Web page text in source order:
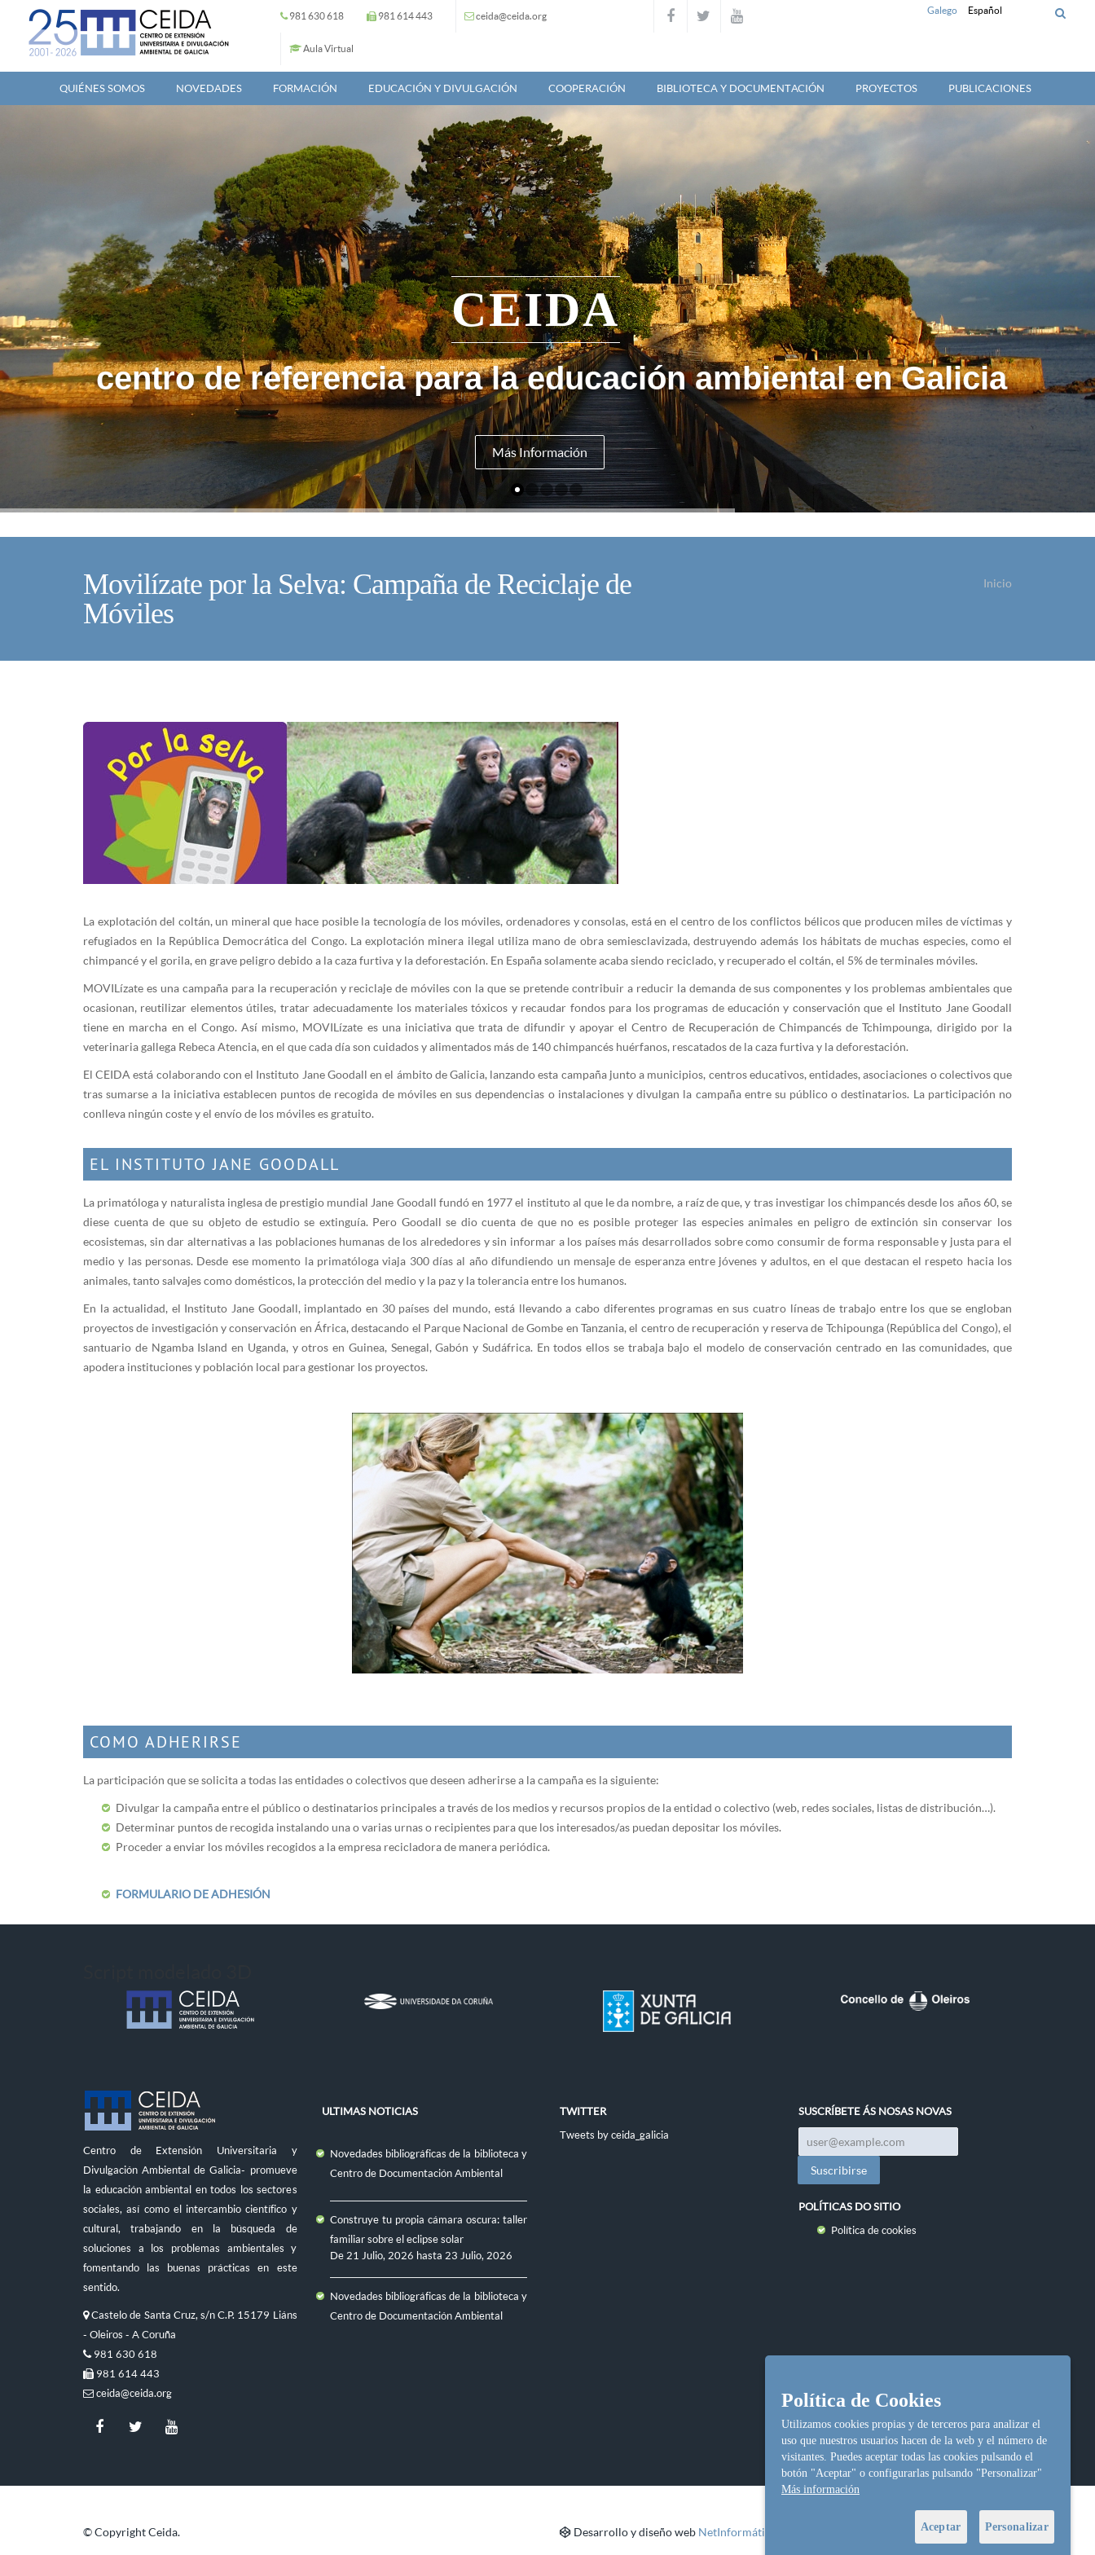
Pasar al contenido principal 981 630 618 981 614 443 ceida@ceida.org
Aula Virtual
Galego Español
QUIÉNES SOMOS NOVEDADES FORMACIÓN EDUCACIÓN Y DIVULGACIÓN COOPERACIÓN BIBLIOTECA Y DOCUMENTACIÓN PROYECTOS PUBLICACIONES
CEIDA
Más Información
centro de referencia para la educación ambiental en Galicia
Movilízate por la Selva: Campaña de Reciclaje de
Móviles
Inicio
La explotación del coltán, un mineral que hace posible la tecnología de los móviles, ordenadores y consolas, está en el centro de los conflictos bélicos que producen miles de víctimas y
refugiados en la República Democrática del Congo. La explotación minera ilegal utiliza mano de obra semiesclavizada, destruyendo además los hábitats de muchas especies, como el
chimpancé y el gorila, en grave peligro debido a la caza furtiva y la deforestación. En España solamente acaba siendo reciclado, y recuperado el coltán, el 5% de terminales móviles.
MOVILízate es una campaña para la recuperación y reciclaje de móviles con la que se pretende contribuir a reducir la demanda de sus componentes y los problemas ambientales que
ocasionan, reutilizar elementos útiles, tratar adecuadamente los materiales tóxicos y recaudar fondos para los programas de educación y conservación que el Instituto Jane Goodall
tiene en marcha en el Congo. Así mismo, MOVILízate es una iniciativa que trata de difundir y apoyar el Centro de Recuperación de Chimpancés de Tchimpounga, dirigido por la
veterinaria gallega Rebeca Atencia, en el que cada día son cuidados y alimentados más de 140 chimpancés huérfanos, rescatados de la caza furtiva y la deforestación.
El CEIDA está colaborando con el Instituto Jane Goodall en el ámbito de Galicia, lanzando esta campaña junto a municipios, centros educativos, entidades, asociaciones o colectivos que
tras sumarse a la iniciativa establecen puntos de recogida de móviles en sus dependencias o instalaciones y divulgan la campaña entre su público o destinatarios. La participación no
conlleva ningún coste y el envío de los móviles es gratuito.
EL INSTITUTO JANE GOODALL
La primatóloga y naturalista inglesa de prestigio mundial Jane Goodall fundó en 1977 el instituto al que le da nombre, a raíz de que, y tras investigar los chimpancés desde los años 60, se
diese cuenta de que su objeto de estudio se extinguía. Pero Goodall se dio cuenta de que no es posible proteger las especies animales en peligro de extinción sin conservar los
ecosistemas, sin dar alternativas a las poblaciones humanas de los alrededores y sin informar a los países más desarrollados sobre como consumir de forma responsable y justa para el
medio y las personas. Desde ese momento la primatóloga viaja 300 días al año difundiendo un mensaje de esperanza entre jóvenes y adultos, en el que destacan el respeto hacia los
animales, tanto salvajes como domésticos, la protección del medio y la paz y la tolerancia entre los humanos.
En la actualidad, el Instituto Jane Goodall, implantado en 30 países del mundo, está llevando a cabo diferentes programas en sus cuatro líneas de trabajo entre los que se engloban
proyectos de investigación y conservación en África, destacando el Parque Nacional de Gombe en Tanzania, el centro de recuperación y reserva de Tchipounga (República del Congo), el
santuario de Ngamba Island en Uganda, y otros en Guinea, Senegal, Gabón y Sudáfrica. En todos ellos se trabaja bajo el modelo de conservación centrado en las comunidades, que
apodera instituciones y población local para gestionar los proyectos.
COMO ADHERIRSE
La participación que se solicita a todas las entidades o colectivos que deseen adherirse a la campaña es la siguiente:
Divulgar la campaña entre el público o destinatarios principales a través de los medios y recursos propios de la entidad o colectivo (web, redes sociales, listas de distribución…).
Determinar puntos de recogida instalando una o varias urnas o recipientes para que los interesados/as puedan depositar los móviles.
Proceder a enviar los móviles recogidos a la empresa recicladora de manera periódica.
FORMULARIO DE ADHESIÓN
Centro de Extensión Universitaria y
Divulgación Ambiental de Galicia- promueve
la educación ambiental en todos los sectores
sociales, así como el intercambio científico y
cultural, trabajando en la búsqueda de
soluciones a los problemas ambientales y
fomentando las buenas prácticas en este
sentido.
Castelo de Santa Cruz, s/n C.P. 15179 Liáns
- Oleiros - A Coruña
981 630 618
981 614 443
ceida@ceida.org
ULTIMAS NOTICIAS
Novedades bibliográficas de la biblioteca y
Centro de Documentación Ambiental
Construye tu propia cámara oscura: taller
familiar sobre el eclipse solar
De 21 Julio, 2026 hasta 23 Julio, 2026
Novedades bibliográficas de la biblioteca y
Centro de Documentación Ambiental
TWITTER
Tweets by ceida_galicia
SUSCRÍBETE ÁS NOSAS NOVAS
POLÍTICAS DO SITIO
Política de cookies
© Copyright Ceida. Desarrollo y diseño web NetInformática
Política de Cookies
Utilizamos cookies propias y de terceros para analizar el
uso que nuestros usuarios hacen de la web y el número de
visitantes. Puedes aceptar todas las cookies pulsando el
botón "Aceptar" o configurarlas pulsando "Personalizar"
Más información
Aceptar Personalizar